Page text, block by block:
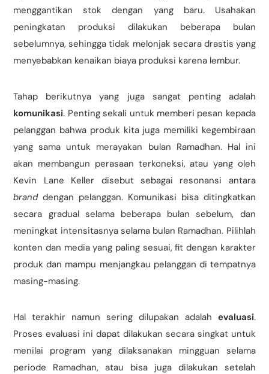
menggantikan stok dengan yang baru. Usahakan
peningkatan produksi dilakukan beberapa bulan
sebelumnya, sehingga tidak melonjak secara drastis yang
menyebabkan kenaikan biaya produksi karena lembur.
Tahap berikutnya yang juga sangat penting adalah
komunikasi. Penting sekali untuk memberi pesan kepada
pelanggan bahwa produk kita juga memiliki kegembiraan
yang sama untuk merayakan bulan Ramadhan. Hal ini
akan membangun perasaan terkoneksi, atau yang oleh
Kevin Lane Keller disebut sebagai resonansi antara
branddengan pelanggan. Komunikasi bisa ditingkatkan
secara gradual selama beberapa bulan sebelum, dan
meningkat intensitasnya selama bulan Ramadhan. Pilihlah
konten dan media yang paling sesuai, fit dengan karakter
produk dan mampu menjangkau pelanggan di tempatnya
masing-masing.
Hal terakhir namun sering dilupakan adalah evaluasi.
Proses evaluasi ini dapat dilakukan secara singkat untuk
menilai program yang dilaksanakan mingguan selama
periode Ramadhan, atau bisa juga dilakukan setelah